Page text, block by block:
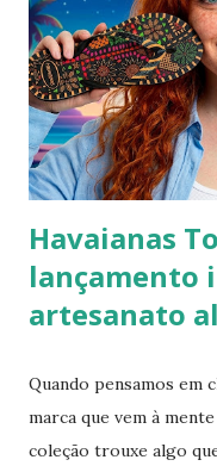
contemporâneo, a
o melhor dos dois
Scrunchie surge
fashionista: a fusão
Havaianas com tiras
toqu...
Havaianas
lançamento
artesanato
Quando pensamos em
marca que vem à
coleção trouxe algo